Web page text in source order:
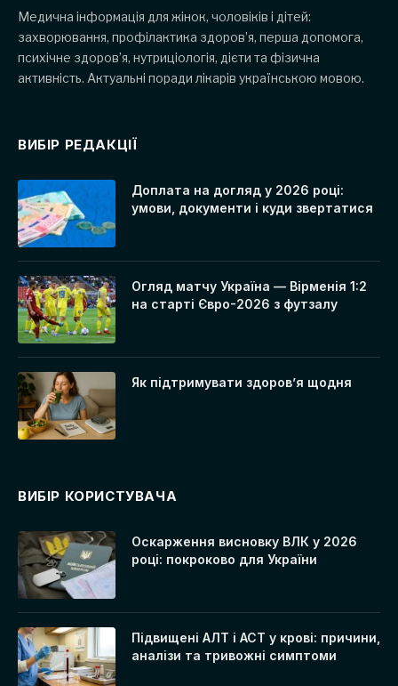
Медична інформація для жінок, чоловіків і дітей:
захворювання, профілактика здоров’я, перша допомога,
психічне здоров’я, нутриціологія, дієти та фізична
активність. Актуальні поради лікарів українською мовою.
ВИБІР РЕДАКЦІЇ
Доплата на догляд у 2026 році:
умови, документи і куди звертатися
Огляд матчу Україна — Вірменія 1:2
на старті Євро-2026 з футзалу
Як підтримувати здоров’я щодня
ВИБІР КОРИСТУВАЧА
Оскарження висновку ВЛК у 2026
році: покроково для України
Підвищені АЛТ і АСТ у крові: причини,
аналізи та тривожні симптоми